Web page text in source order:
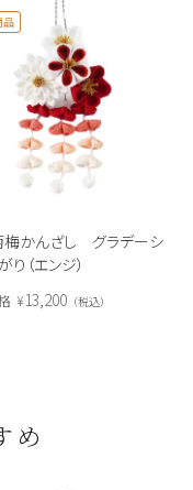
梅かんざし グラデーシ
り（エンジ）
品
¥13,200 税込
め